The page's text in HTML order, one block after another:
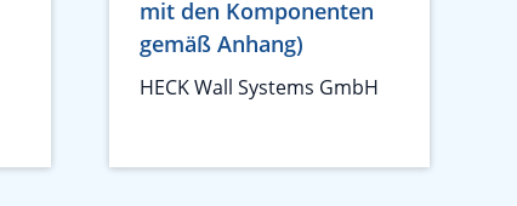
mit den Komponenten
gemäß Anhang)
HECK Wall Systems GmbH